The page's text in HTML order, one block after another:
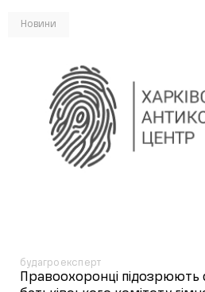
Новини
будагроексперт
Правоохоронці